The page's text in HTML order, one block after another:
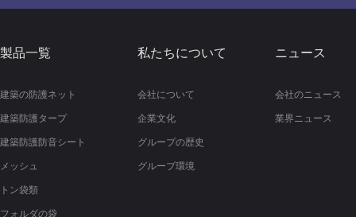
製品一覧
建築の防護ネット
建築防護タープ
建築防護防音シート
メッシュ
トン袋類
フォルダの袋
私たちについて
会社について
企業文化
グループの歴史
グループ環境
ニュース
会社のニュース
業界ニュース